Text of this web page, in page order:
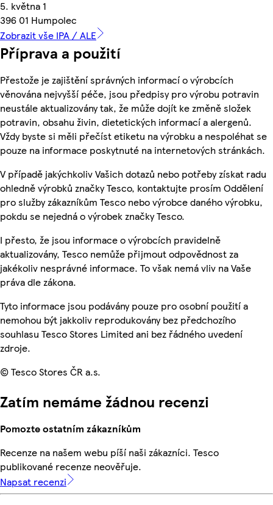
5. května 1
396 01 Humpolec
Zobrazit vše IPA / ALE
Příprava a použití
Přestože je zajištění správných informací o výrobcích
věnována nejvyšší péče, jsou předpisy pro výrobu potravin
neustále aktualizovány tak, že může dojít ke změně složek
potravin, obsahu živin, dietetických informací a alergenů.
Vždy byste si měli přečíst etiketu na výrobku a nespoléhat se
pouze na informace poskytnuté na internetových stránkách.
V případě jakýchkoliv Vašich dotazů nebo potřeby získat radu
ohledně výrobků značky Tesco, kontaktujte prosím Oddělení
pro služby zákazníkům Tesco nebo výrobce daného výrobku,
pokdu se nejedná o výrobek značky Tesco.
I přesto, že jsou informace o výrobcích pravidelně
aktualizovány, Tesco nemůže přijmout odpovědnost za
jakékoliv nesprávné informace. To však nemá vliv na Vaše
práva dle zákona.
Tyto informace jsou podávány pouze pro osobní použití a
nemohou být jakkoliv reprodukovány bez předchozího
souhlasu Tesco Stores Limited ani bez řádného uvedení
zdroje.
© Tesco Stores ČR a.s.
Zatím nemáme žádnou recenzi
Pomozte ostatním zákazníkům
Recenze na našem webu píší naši zákazníci. Tesco
publikované recenze neověřuje.
Napsat recenzi